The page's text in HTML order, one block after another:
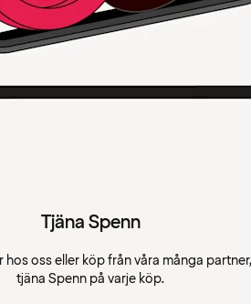
Tjäna Spenn
hos oss eller köp från våra många
tjäna Spenn på varje köp.